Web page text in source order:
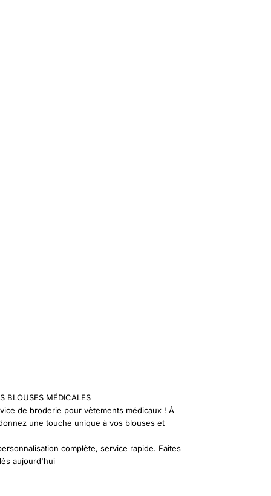
BLOUSES MÉDICALES
de broderie pour vêtements médicaux ! À
une touche unique à vos blouses et
complète, service rapide. Faites
aujourd'hui